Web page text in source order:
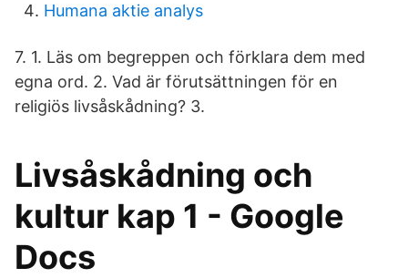
Humana aktie analys
7. 1. Läs om begreppen och förklara dem med
egna ord. 2. Vad är förutsättningen för en
religiös livsåskådning? 3.
Livsåskådning och
kultur kap 1 - Google
Docs